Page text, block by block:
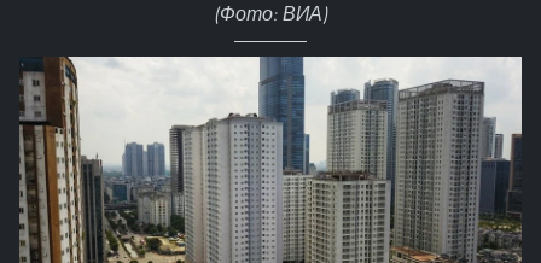
(Фото: ВИА)